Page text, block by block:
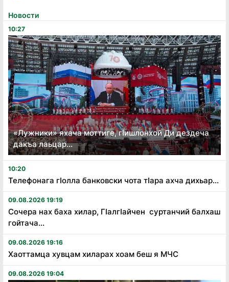
Новости
10:27
«Лужники» яхача моттиге, гӏишлонхой Ди дездеча
дакъа лаьцар...
10:20
Телефонага гӏолла банковски чота тӏара ахча дихьар...
09.08.2026 19:19
Сочера нах баха хилар, Гӏалгӏайчен суртанчий балхаш
гойтача...
09.08.2026 19:16
Хаоттамца хувцам хиларах хоам беш я МЧС
09.08.2026 19:04